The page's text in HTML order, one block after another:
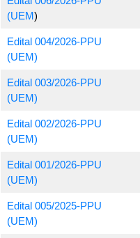
(UEM)
Edital 004/2026-PPU
(UEM)
Edital 003/2026-PPU
(UEM)
Edital 002/2026-PPU
(UEM)
Edital 001/2026-PPU
(UEM)
Edital 005/2025-PPU
(UEM)